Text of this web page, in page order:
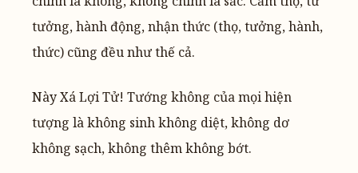
tưởng, hành động, nhận thức (thọ, tưởng, hành,
thức) cũng đều như thế cả.
Này Xá Lợi Tử! Tướng không của mọi hiện
tượng là không sinh không diệt, không dơ
không sạch, không thêm không bớt.